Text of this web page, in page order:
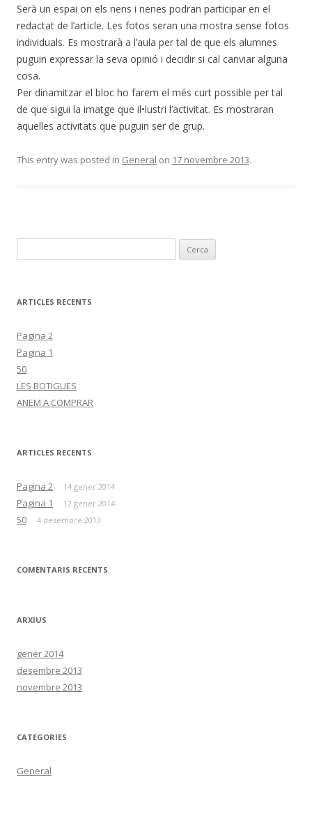
Serà un espai on els nens i nenes podran participar en el
redactat de l’article. Les fotos seran una mostra sense fotos
individuals. Es mostrarà a l’aula per tal de que els alumnes
puguin expressar la seva opinió i decidir si cal canviar alguna
cosa.
Per dinamitzar el bloc ho farem el més curt possible per tal
de que sigui la imatge que il•lustri l’activitat. Es mostraran
aquelles activitats que puguin ser de grup.
This entry was posted in General on 17 novembre 2013.
e
c
:
ARTICLES RECENTS
Pagina 2
Pagina 1
50
LES BOTIGUES
ANEM A COMPRAR
ARTICLES RECENTS
Pagina 2 14 gener 2014
Pagina 1 12 gener 2014
50 4 desembre 2013
COMENTARIS RECENTS
ARXIUS
gener 2014
desembre 2013
novembre 2013
CATEGORIES
General